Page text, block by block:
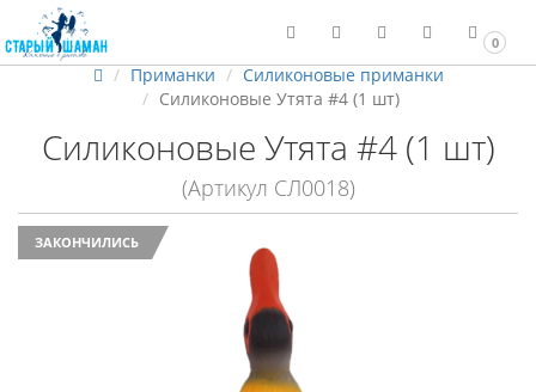
0
Приманки
Силиконовые приманки
Силиконовые Утята #4 (1 шт)
Силиконовые Утята #4 (1 шт)
(Артикул СЛ0018)
ЗАКОНЧИЛИСЬ